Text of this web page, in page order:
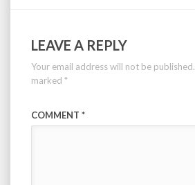
LEAVE A REPLY
Your email address will not be published.
marked *
COMMENT *